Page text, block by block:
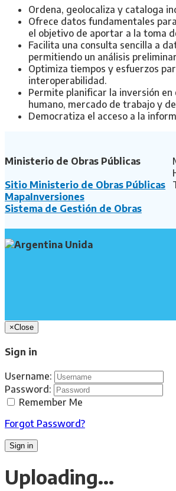
Ordena, geolocaliza y cataloga
Ofrece datos fundamentales
el objetivo de aportar a la toma
Facilita una consulta sencilla a
permitiendo un análisis
Optimiza tiempos y esfuerzos
interoperabilidad.
Permite planificar la inversión
humano, mercado de trabajo y
Democratiza el acceso a la
Ministerio de Obras Públicas
Sitio Ministerio de Obras Públicas
MapaInversiones
Sistema de Gestión de Obras
×Close
Sign in
Username:
Password:
Remember Me
Forgot Password?
Sign in
Uploading...